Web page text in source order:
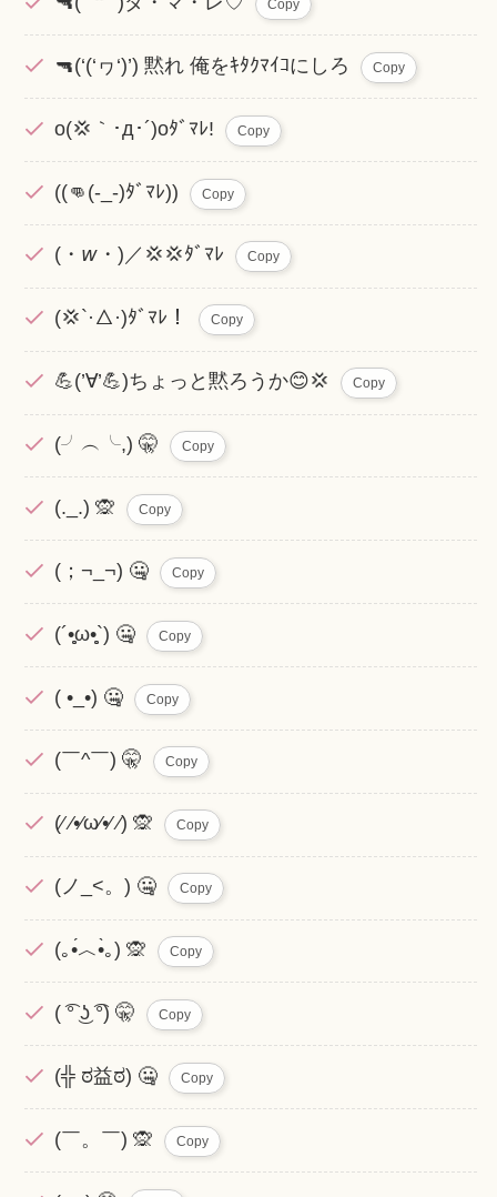
Copy
🔫(‘(‘ヮ‘)’) 黙れ 俺をｷﾀｸﾏｲｺにしろ Copy
o(💢｀･д･´)oﾀﾞﾏﾚ! Copy
((👊(-_-)ﾀﾞﾏﾚ)) Copy
(・𝘸・)／💢💢ﾀﾞﾏﾚ Copy
(💢`·△·)ﾀﾞﾏﾚ！ Copy
💪(’∀’💪)ちょっと黙ろうか‪😊‪💢 Copy
(╯︵╰,) 🤫 Copy
(._.) 🙊 Copy
(；¬_¬) 🤐 Copy
(´•̥̥̥ω•̥̥̥`) 🤐 Copy
( •_•) 🤐 Copy
(￣^￣) 🤫 Copy
(⁄ ⁄•⁄ω⁄•⁄ ⁄) 🙊 Copy
(ノ_<。) 🤐 Copy
(｡•́︿•̀｡) 🙊 Copy
( ͡° ͜ʖ ͡°) 🤫 Copy
(╬ ಠ益ಠ) 🤐 Copy
(￣。￣) 🙊 Copy